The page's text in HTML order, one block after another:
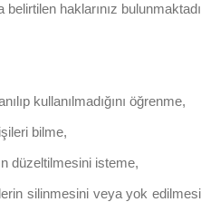
haklarınız
kullanılmadığını öğrenme,
bilme,
düzeltilmesini isteme,
silinmesini veya yok